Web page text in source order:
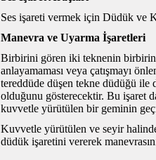
Ses işareti vermek için Düdük ve
Manevra ve Uyarma İşaretleri
Birbirini gören iki teknenin
anlayamaması veya çatışmayı
tereddüde düşen tekne düdüğü ile
olduğunu gösterecektir. Bu işaret
kuvvetle yürütülen bir geminin
Kuvvetle yürütülen ve seyir
düdük işaretini vererek